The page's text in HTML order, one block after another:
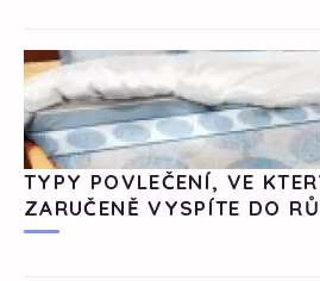
TYPY POVLEČENÍ, VE
ZARUČENĚ VYSPÍTE DO